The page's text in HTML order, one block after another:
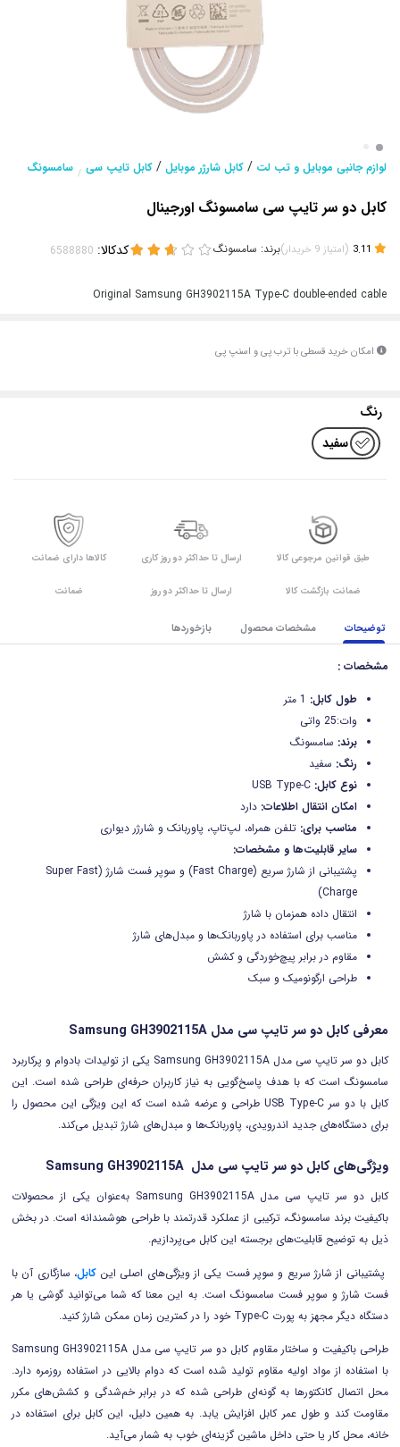
لوازم جانبی موبایل و تب لت / کابل شارژر موبایل / کابل تایپ سی / سامسونگ
کابل دو سر تایپ سی سامسونگ اورجینال
(امتیاز 9 خریدار)برند: سامسونگ کدکالا:
Original Samsung GH3902115A Type-C double-ended cable
امکان خرید قسطی با ترب پی و اسنپ پی
رنگ
سفید
طبق قوانین مرجوعی کالا
ضمانت بازگشت کالا
ارسال تا حداکثر دو روز کاری
ارسال تا حداکثر دو روز
کالاها دارای ضمانت
ضمانت
توضیحات مشخصات محصول بازخوردها
مشخصات :
طول کابل:
وات:25 واتی
برند: سامسونگ
رنگ: سفید
نوع کابل:
امکان انتقال اطلاعات: دارد
مناسب برای: تلفن همراه، لپ‌تاپ، پاوربانک و شارژر دیواری
سایر قابلیت‌ها و مشخصات:
پشتیبانی از شارژ سریع (Fast Charge) و سوپر فست شارژ (Super Fast
Charge)
انتقال داده همزمان با شارژ
مناسب برای استفاده در پاوربانک‌ها و مبدل‌های شارژ
مقاوم در برابر پیچ‌خوردگی و کشش
طراحی ارگونومیک و سبک
معرفی کابل دو سر تایپ سی مدل Samsung GH3902115A
کابل دو سر تایپ سی مدل Samsung GH3902115A یکی از تولیدات با‌دوام و پرکاربرد
سامسونگ است که با هدف پاسخ‌گویی به نیاز کاربران حرفه‌ای طراحی شده است. این
کابل با دو سر USB Type-C طراحی و عرضه شده است که این ویژگی این محصول را
برای دستگاه‌های جدید اندرویدی، پاوربانک‌ها و مبدل‌های شارژ تبدیل می‌کند.
ویژگی‌های کابل دو سر تایپ سی مدل Samsung GH3902115A
کابل دو سر تایپ سی مدل Samsung GH3902115A به‌عنوان یکی از محصولات
باکیفیت برند سامسونگ، ترکیبی از عملکرد قدرتمند با طراحی هوشمندانه است. در بخش
ذیل به توضیح قابلیت‌های برجسته این کابل می‌پردازیم.
پشتیبانی از شارژ سریع و سوپر فست یکی از ویژگی‌های اصلی اینکابل، سازگاری آن با
فست شارژ و سوپر فست سامسونگ است. به این معنا که شما می‌توانید گوشی یا هر
دستگاه دیگر مجهز به پورت Type-C خود را در کمترین زمان ممکن شارژ کنید.
طراحی باکیفیت و ساختار مقاوم کابل دو سر تایپ سی مدل Samsung GH3902115A
با استفاده از مواد اولیه مقاوم تولید شده است که دوام بالایی در استفاده روزمره دارد.
محل اتصال کانکتورها به گونه‌ای طراحی شده که در برابر خم‌شدگی و کشش‌های مکرر
مقاومت کند و طول عمر کابل افزایش یابد. به همین دلیل، این کابل برای استفاده در
خانه، محل کار یا حتی داخل ماشین گزینه‌ای خوب به شمار می‌آید.